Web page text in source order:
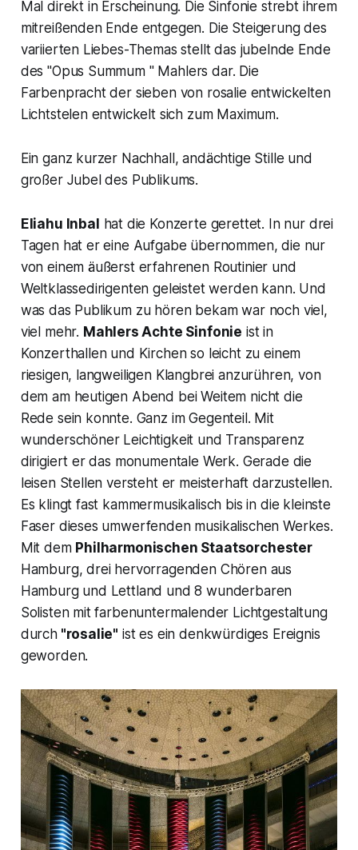
Mal direkt in Erscheinung. Die Sinfonie strebt ihrem
mitreißenden Ende entgegen. Die Steigerung des
variierten Liebes-Themas stellt das jubelnde Ende
des "Opus Summum " Mahlers dar. Die
Farbenpracht der sieben von rosalie entwickelten
Lichtstelen entwickelt sich zum Maximum.
Ein ganz kurzer Nachhall, andächtige Stille und
großer Jubel des Publikums.
Eliahu Inbal
hat die Konzerte gerettet. In nur drei
Tagen hat er eine Aufgabe übernommen, die nur
von einem äußerst erfahrenen Routinier und
Weltklassedirigenten geleistet werden kann. Und
was das Publikum zu hören bekam war noch viel,
viel mehr. Mahlers Achte Sinfonie ist in
Konzerthallen und Kirchen so leicht zu einem
riesigen, langweiligen Klangbrei anzurühren, von
dem am heutigen Abend bei Weitem nicht die
Rede sein konnte. Ganz im Gegenteil. Mit
wunderschöner Leichtigkeit und Transparenz
dirigiert er das monumentale Werk. Gerade die
leisen Stellen versteht er meisterhaft darzustellen.
Es klingt fast kammermusikalisch bis in die kleinste
Faser dieses umwerfenden musikalischen Werkes.
Mit dem Philharmonischen Staatsorchester
Hamburg, drei hervorragenden Chören aus
Hamburg und Lettland und 8 wunderbaren
Solisten mit farbenuntermalender Lichtgestaltung
durch"rosalie" ist es ein denkwürdiges Ereignis
geworden.